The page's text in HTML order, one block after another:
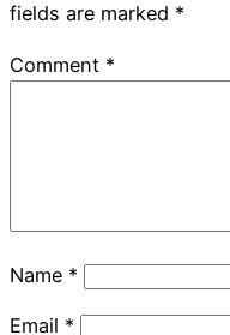
fields are marked *
Comment *
Name *
Email *